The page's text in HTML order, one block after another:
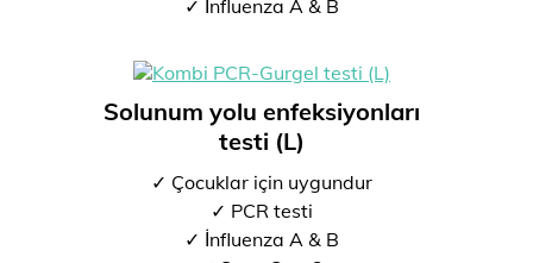
✓ İnfluenza A & B
Solunum yolu enfeksiyonları
testi (L)
✓ Çocuklar için uygundur
✓ PCR testi
✓ İnfluenza A & B